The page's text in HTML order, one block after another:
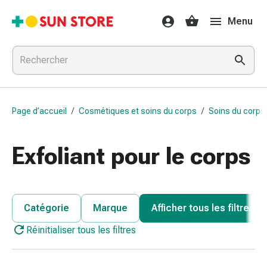
Médicaments
et
traitements
Refroidissement
et
grippe
contre
Mal
Grippe
refroidissement
Menu
Page d’accueil / Cosmétiques et soins du corps / Soins du corps
Exfoliant pour le corps
Catégorie Marque
Afficher tous les filtres
Réinitialiser tous les filtres